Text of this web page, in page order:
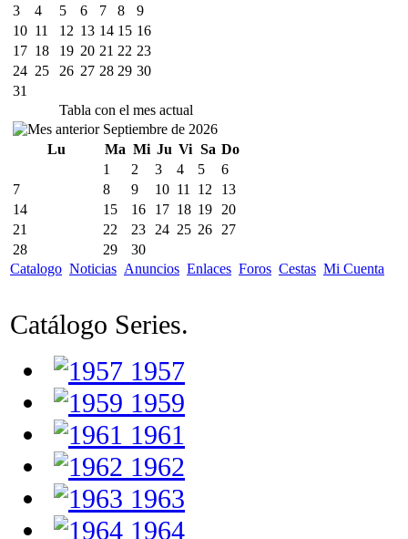
3
4 5 6 7 8
9
10 11 12 13 14 15 16
17 18 19 20 21 22 23
24 25 26 27 28 29 30
31
Tabla con el mes actual
Septiembre de 2026
Lu
Ma Mi Ju Vi Sa Do
1
2 3 4 5
6
7
8 9 10 11 12
13
14
15 16 17 18 19
20
21
22 23 24 25 26
27
28
29
30
Catalogo Noticias Anuncios Enlaces Foros Cestas Mi Cuenta
Catálogo Series.
1957
1959
1961
1962
1963
1964